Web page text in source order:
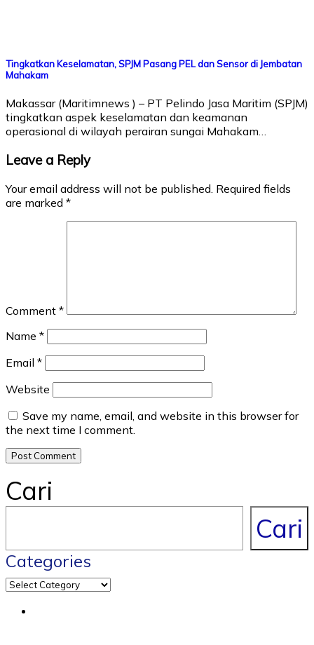
Tingkatkan Keselamatan, SPJM Pasang PEL dan Sensor di Jembatan
Mahakam
Makassar (Maritimnews ) – PT Pelindo Jasa Maritim (SPJM)
tingkatkan aspek keselamatan dan keamanan
operasional di wilayah perairan sungai Mahakam…
Leave a Reply
Your email address will not be published. Required fields
are marked *
Comment *
Name *
Email *
Website
Save my name, email, and website in this browser for
the next time I comment.
Cari
Cari
Categories